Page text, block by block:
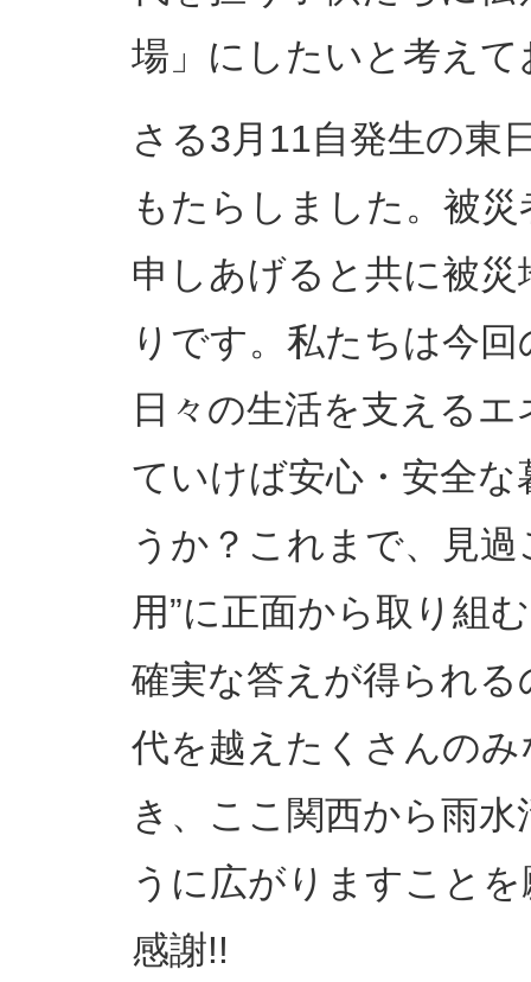
場」にしたいと考え
さる3月11自発生の東
もたらしました。被
申しあげると共に被
りです。私たちは今
日々の生活を支える
ていけば安心・安全
うか？これまで、見
用”に正面から取り組
確実な答えが得られ
代を越えたくさんの
き、ここ関西から雨
うに広がりますこと
感謝!!